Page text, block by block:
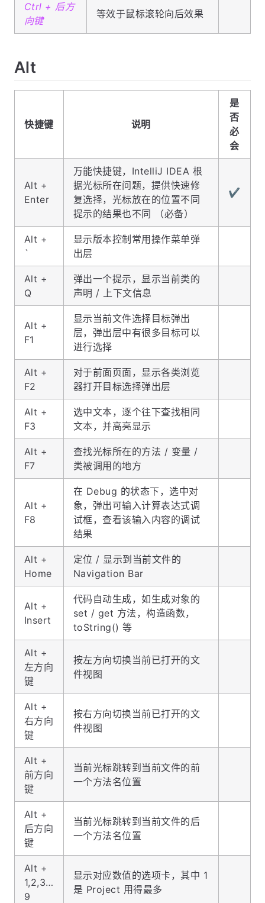
Ctrl + 后方
向键
等效于鼠标滚轮向后效果
Alt
快捷键 说明
是
否
必
会
Alt +
Enter
万能快捷键，IntelliJ IDEA 根
据光标所在问题，提供快速修
复选择，光标放在的位置不同
提示的结果也不同 （必备）
✔️
Alt +
`
显示版本控制常用操作菜单弹
出层
Alt +
Q
弹出一个提示，显示当前类的
声明 / 上下文信息
Alt +
F1
显示当前文件选择目标弹出
层，弹出层中有很多目标可以
进行选择
Alt +
F2
对于前面页面，显示各类浏览
器打开目标选择弹出层
Alt +
F3
选中文本，逐个往下查找相同
文本，并高亮显示
Alt +
F7
查找光标所在的方法 / 变量 /
类被调用的地方
Alt +
F8
在 Debug 的状态下，选中对
象，弹出可输入计算表达式调
试框，查看该输入内容的调试
结果
Alt +
Home
定位 / 显示到当前文件的
Navigation Bar
Alt +
Insert
代码自动生成，如生成对象的
set / get 方法，构造函数，
toString() 等
Alt +
左方向
键
按左方向切换当前已打开的文
件视图
Alt +
右方向
键
按右方向切换当前已打开的文
件视图
Alt +
前方向
键
当前光标跳转到当前文件的前
一个方法名位置
Alt +
后方向
键
当前光标跳转到当前文件的后
一个方法名位置
Alt +
1,2,3…
9
显示对应数值的选项卡，其中 1
是 Project 用得最多